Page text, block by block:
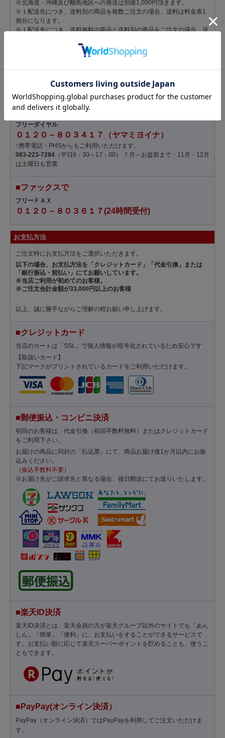
※北海道・沖縄及び離島地区への発送は別途1,000円頂きます。
※１配送先につき、送料別の商品を複数ご注文の場合、送料は料金表1
個分になります。
※１配送先につき、送料無料の商品と送料別の商品をご注文の場合、送
■インターネットで
お受けしております。
■お電話で
フリーダイヤル
０１２０－８０３４１７（ヤマミヨイナ）
↑携帯電話・PHSからもご利用いただけます。
083-223-7284 （平日8：30～17：00） ７月～お盆前まで・11月・12月
は土曜日も営業
■ファックスで
フリーＦＡＸ
０１２０－８０３６１７(24時間受付)
お支払方法
ご注文時にお支払方法をご選択いただきます。
以下の場合、お支払方法を「クレジットカード」「代金引換」または
「銀行振込・前払い」にてお願いしています。
※当店ご利用が初めてのお客様。
※ご注文合計金額が33,000円以上のお客様
以上、誠に勝手ながらご理解の程お願い申し上げます。
■クレジットカード
当店のカートは「SSL」で個人情報が暗号化されているため安心です
【取扱いカード】
下記マークがプリントされているカードをご利用いただけます。
■郵便振込・コンビニ決済
初回のお客様は、代金引換（初回手数料無料）またはクレジットカード
をご利用下さい。
お届けの商品に同封の「払込票」にて、商品お届け後1か月以内にお振
込みください。
（振込手数料不要）
※お届け先がご請求先と異なる場合、後日郵送にてお送りいたします。
■楽天ID決済
楽天ID決済とは、楽天会員の方が楽天グループ以外のサイトでも「あん
しん」「簡単」「便利」に、お支払いをすることができるサービスで
す。お支払い額に応じて楽天スーパーポイントを貯めることも、使うこ
ともできます。
■PayPay(オンライン決済）
PayPay（オンライン決済）ではPayPayを利用してご注文いただけま
す。